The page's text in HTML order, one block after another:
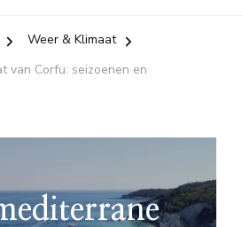
Weer & Klimaat
van Corfu: seizoenen en